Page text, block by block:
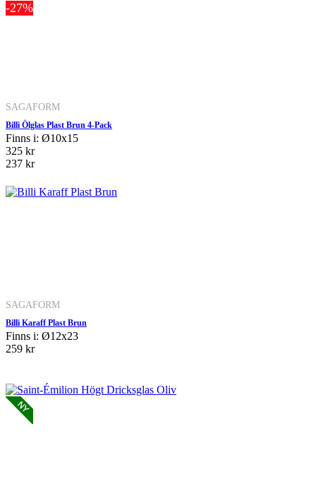
-27%
SAGAFORM
Billi Ölglas Plast Brun 4-Pack
Finns i: Ø10x15
325 kr
237 kr
SAGAFORM
Billi Karaff Plast Brun
Finns i: Ø12x23
259 kr